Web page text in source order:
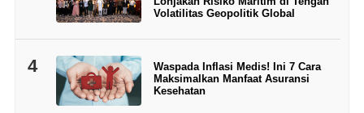
Volatilitas Geopolitik Global
4
Waspada Inflasi Medis! Ini 7 Cara
Maksimalkan Manfaat Asuransi
Kesehatan